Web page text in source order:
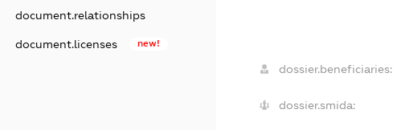
document.relationships
document.licenses new!
dossier.beneficiaries:
dossier.smida: